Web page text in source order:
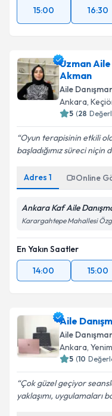
15:00 16:30
Uzman Aile
Akman
Aile
Ankara,
5 (28
Oyun terapisinin etkili
başladığımız süreci niçin
Adres 1 Online
Ankara Kaf Aile
Karargahtepe Mahallesi
En Yakın Saatler
14:00
15:00
Aile
Aile
Ankara,
5 (10
Çok güzel geçiyor
yaklaşımı, uygulamaları